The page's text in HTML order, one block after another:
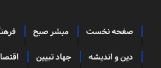
صفحه نخست مبشر صبح
دین و اندیشه جهاد تبیین